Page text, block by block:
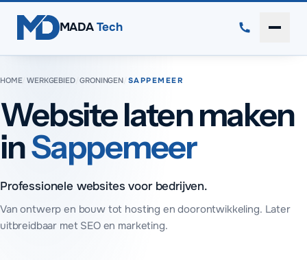
MADA Tech
HOME/WERKGEBIED/GRONINGEN SAPPEMEER
Website laten maken
inSappemeer
Professionele websites voor bedrijven.
Van ontwerp en bouw tot hosting en doorontwikkeling. Later
uitbreidbaar met SEO en marketing.